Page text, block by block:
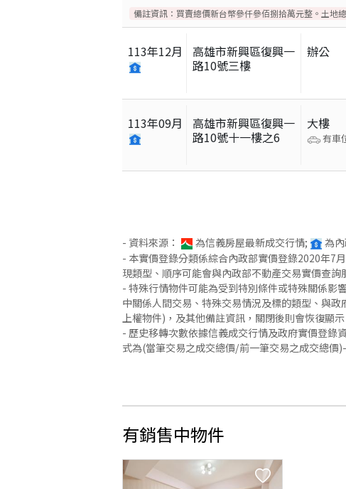
備註資訊： 買賣總價新台幣參仟參佰捌拾萬元整。土地
113年12月
高雄市新興區復興一
路10號三樓
辦公
113年09月
高雄市新興區復興一
路10號十一樓之6
大樓
有車
- 資料來源： 為信義房屋最新成交行情; 為
- 本實價登錄分類係綜合內政部實價登錄2020年7
現類型、順序可能會與內政部不動產交易實價查
- 特殊行情物件可能為受到特別條件或特殊關係影
中關係人間交易、特殊交易情況及標的類型、與
上權物件)，及其他備註資訊，關閉後則會恢復顯示
- 歷史移轉次數依據信義成交行情及政府實價登錄
式為(當筆交易之成交總價/前一筆交易之成交總價
有銷售中物件